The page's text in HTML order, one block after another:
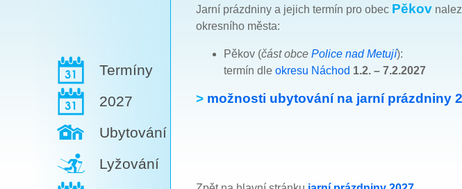
Termíny
2027
Ubytování
Lyžování
Jarní prázdniny a jejich termín pro obec Pěkov
okresního města:
Pěkov (část obce Police nad Metují):
termín dle okresu Náchod 1.2. – 7.2.2027
> možnosti ubytování na jarní prázdniny